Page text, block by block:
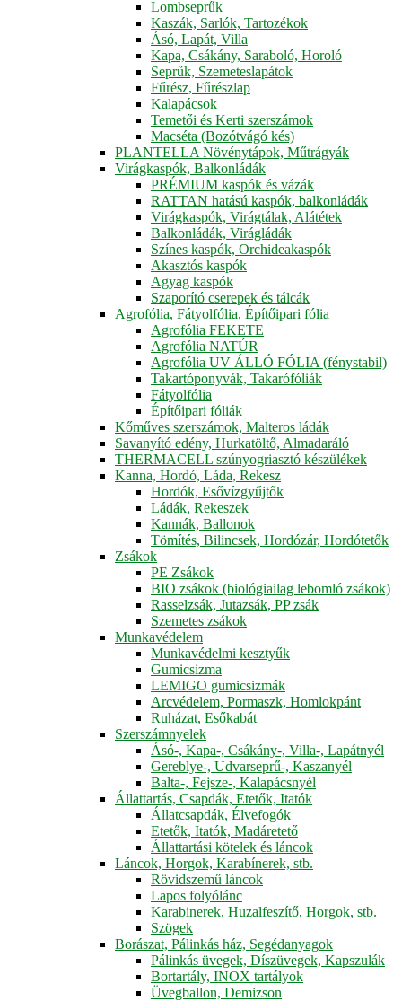
Lombseprűk
Kaszák, Sarlók, Tartozékok
Ásó, Lapát, Villa
Kapa, Csákány, Saraboló, Horoló
Seprűk, Szemeteslapátok
Fűrész, Fűrészlap
Kalapácsok
Temetői és Kerti szerszámok
Macséta (Bozótvágó kés)
PLANTELLA Növénytápok, Műtrágyák
Virágkaspók, Balkonládák
PRÉMIUM kaspók és vázák
RATTAN hatású kaspók, balkonládák
Virágkaspók, Virágtálak, Alátétek
Balkonládák, Virágládák
Színes kaspók, Orchideakaspók
Akasztós kaspók
Agyag kaspók
Szaporító cserepek és tálcák
Agrofólia, Fátyolfólia, Építőipari fólia
Agrofólia FEKETE
Agrofólia NATÚR
Agrofólia UV ÁLLÓ FÓLIA (fénystabil)
Takartóponyvák, Takarófóliák
Fátyolfólia
Építőipari fóliák
Kőműves szerszámok, Malteros ládák
Savanyító edény, Hurkatöltő, Almadaráló
THERMACELL szúnyogriasztó készülékek
Kanna, Hordó, Láda, Rekesz
Hordók, Esővízgyűjtők
Ládák, Rekeszek
Kannák, Ballonok
Tömítés, Bilincsek, Hordózár, Hordótetők
Zsákok
PE Zsákok
BIO zsákok (biológiailag lebomló zsákok)
Rasselzsák, Jutazsák, PP zsák
Szemetes zsákok
Munkavédelem
Munkavédelmi kesztyűk
Gumicsizma
LEMIGO gumicsizmák
Arcvédelem, Pormaszk, Homlokpánt
Ruházat, Esőkabát
Szerszámnyelek
Ásó-, Kapa-, Csákány-, Villa-, Lapátnyél
Gereblye-, Udvarseprű-, Kaszanyél
Balta-, Fejsze-, Kalapácsnyél
Állattartás, Csapdák, Etetők, Itatók
Állatcsapdák, Élvefogók
Etetők, Itatók, Madáretető
Állattartási kötelek és láncok
Láncok, Horgok, Karabínerek, stb.
Rövidszemű láncok
Lapos folyólánc
Karabinerek, Huzalfeszítő, Horgok, stb.
Szögek
Borászat, Pálinkás ház, Segédanyagok
Pálinkás üvegek, Díszüvegek, Kapszulák
Bortartály, INOX tartályok
Üvegballon, Demizson